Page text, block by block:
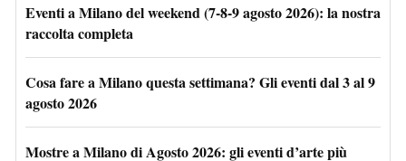
Eventi a Milano del weekend (7-8-9 agosto 2026): la nostra
raccolta completa
Cosa fare a Milano questa settimana? Gli eventi dal 3 al 9
agosto 2026
Mostre a Milano di Agosto 2026: gli eventi d’arte più